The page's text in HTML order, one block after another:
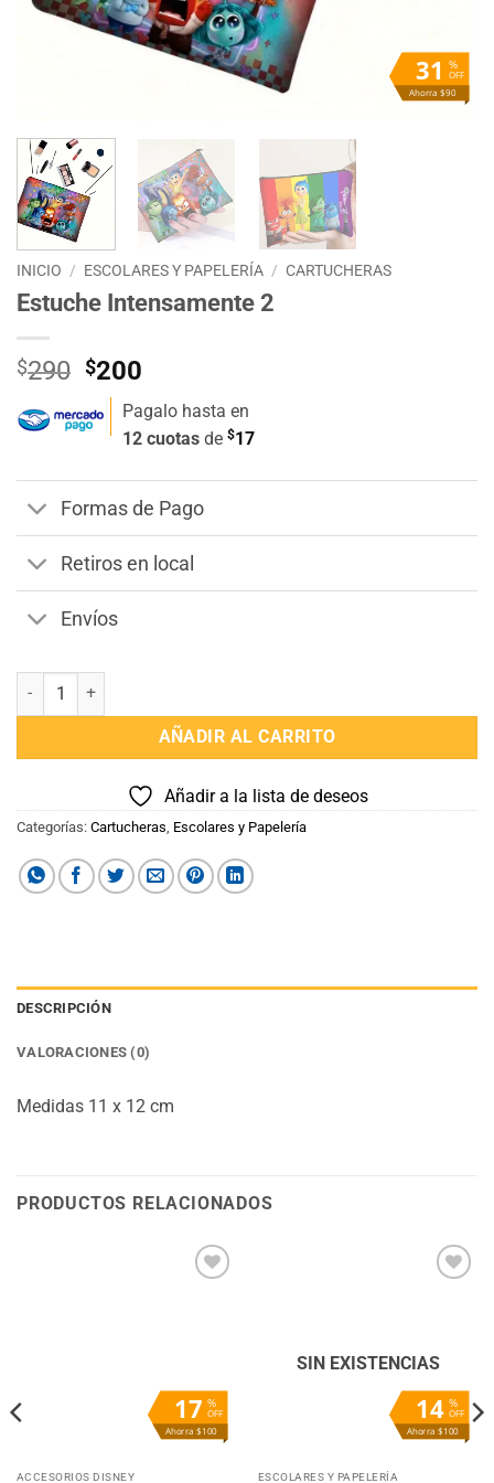
%
OFF
31
Ahorra $90
INICIO / ESCOLARES Y PAPELERÍA / CARTUCHERAS
Estuche Intensamente 2
$290 El
precio
original
era:
$290.
$200
precio
actual
es:
$200.
Pagalo hasta en
12 cuotas de $17
Formas de Pago
Retiros en local
Envíos
Estuche Intensamente 2 cantidad
AÑADIR AL CARRITO
Añadir a la lista de deseos
Categorías: Cartucheras Escolares y Papelería
DESCRIPCIÓN
VALORACIONES (0)
Medidas 11 x 12 cm
PRODUCTOS RELACIONADOS
%
OFF
17
Ahorra $100
ACCESORIOS DISNEY
%
OFF
14
Ahorra $100
deseos
SIN EXISTENCIAS
ESCOLARES Y PAPELERÍA